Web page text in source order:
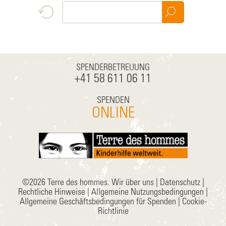
SPENDERBETREUUNG
+41 58 611 06 11
SPENDEN
ONLINE
©2026 Terre des hommes. Wir über uns| Datenschutz|
Rechtliche Hinweise
Allgemeine Nutzungsbedingungen
Allgemeine Geschäftsbedingungen für Spenden
Cookie-
Richtlinie